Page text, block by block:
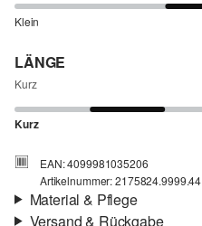
Klein
LÄNGE
Kurz
Kurz
EAN: 4099981035206
Artikelnummer: 2175824.9999.44
Material & Pflege
Versand & Rückgabe